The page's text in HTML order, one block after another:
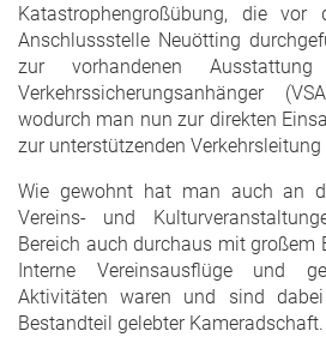
Katastrophengroßübung, die
Anschlussstelle Neuötting
zur vorhandenen
Verkehrssicherungsanhänger
wodurch man nun zur direkten
zur unterstützenden
Wie gewohnt hat man auch an
Vereins- und
Bereich auch durchaus mit großem
Interne Vereinsausflüge und
Aktivitäten waren und sind
Bestandteil gelebter Kameradschaft.